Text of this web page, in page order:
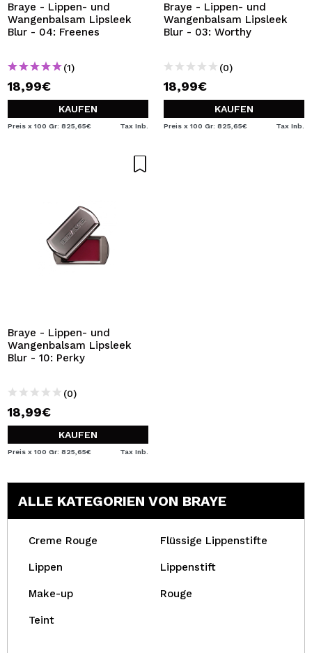
Braye - Lippen- und
Wangenbalsam Lipsleek
Blur - 04: Freenes
(1)
18,99€
KAUFEN
Preis x 100 Gr: 825,65€ Tax Inb.
Braye - Lippen- und
Wangenbalsam Lipsleek
Blur - 03: Worthy
(0)
18,99€
KAUFEN
Preis x 100 Gr: 825,65€ Tax Inb.
Braye - Lippen- und
Wangenbalsam Lipsleek
Blur - 10: Perky
(0)
18,99€
KAUFEN
Preis x 100 Gr: 825,65€ Tax Inb.
ALLE KATEGORIEN VON BRAYE
Creme Rouge Flüssige Lippenstifte
Lippen Lippenstift
Make-up Rouge
Teint